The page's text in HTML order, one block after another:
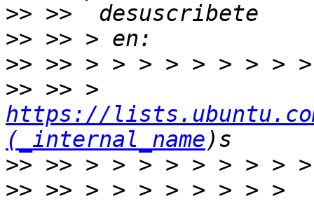
>>
>>
>>
>>
https://
(_internal_name
>>
>> >> > > > > > > > >